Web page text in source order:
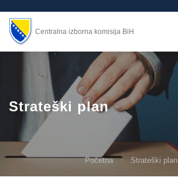
Centralna izborna komisija BiH
Strateški plan
Početna Strateški plan